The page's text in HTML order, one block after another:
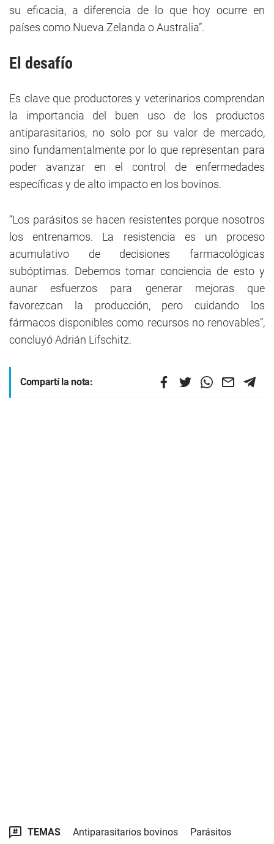
su eficacia, a diferencia de lo que hoy ocurre en
países como Nueva Zelanda o Australia”.
El desafío
Es clave que productores y veterinarios comprendan
la importancia del buen uso de los productos
antiparasitarios, no solo por su valor de mercado,
sino fundamentalmente por lo que representan para
poder avanzar en el control de enfermedades
específicas y de alto impacto en los bovinos.
“Los parásitos se hacen resistentes porque nosotros
los entrenamos. La resistencia es un proceso
acumulativo de decisiones farmacológicas
subóptimas. Debemos tomar conciencia de esto y
aunar esfuerzos para generar mejoras que
favorezcan la producción, pero cuidando los
fármacos disponibles como recursos no renovables”,
concluyó Adrián Lifschitz.
Compartí la nota:
TEMAS Antiparasitarios bovinos Parásitos